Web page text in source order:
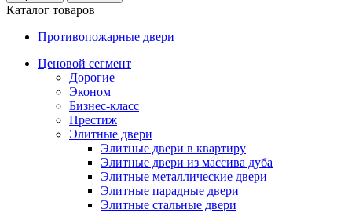
Каталог товаров
Противопожарные двери
Ценовой сегмент
Дорогие
Эконом
Бизнес-класс
Престиж
Элитные двери
Элитные двери в квартиру
Элитные двери из массива дуба
Элитные металлические двери
Элитные парадные двери
Элитные стальные двери